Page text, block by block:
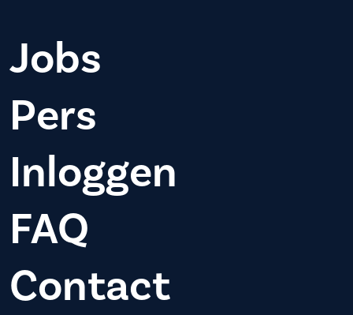
Jobs
Pers
Inloggen
FAQ
Contact